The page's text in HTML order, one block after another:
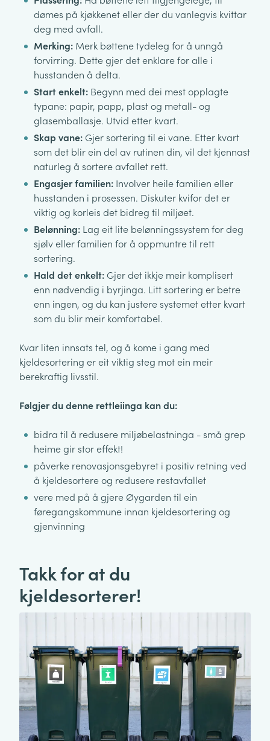
dømes på kjøkkenet eller der du vanlegvis kvittar
deg med avfall.
Merking: Merk bøttene tydeleg for å unngå
forvirring. Dette gjer det enklare for alle i
husstanden å delta.
Start enkelt: Begynn med dei mest opplagte
typane: papir, papp, plast og metall- og
glasemballasje. Utvid etter kvart.
Skap vane: Gjer sortering til ei vane. Etter kvart
som det blir ein del av rutinen din, vil det kjennast
naturleg å sortere avfallet rett.
Engasjer familien: Involver heile familien eller
husstanden i prosessen. Diskuter kvifor det er
viktig og korleis det bidreg til miljøet.
Belønning: Lag eit lite belønningssystem for deg
sjølv eller familien for å oppmuntre til rett
sortering.
Hald det enkelt: Gjer det ikkje meir komplisert
enn nødvendig i byrjinga. Litt sortering er betre
enn ingen, og du kan justere systemet etter kvart
som du blir meir komfortabel.
Kvar liten innsats tel, og å kome i gang med
kjeldesortering er eit viktig steg mot ein meir
berekraftig livsstil.
Følgjer du denne rettleiinga kan du:
bidra til å redusere miljøbelastninga - små grep
heime gir stor effekt!
påverke renovasjonsgebyret i positiv retning ved
å kjeldesortere og redusere restavfallet
vere med på å gjere Øygarden til ein
føregangskommune innan kjeldesortering og
gjenvinning
Takk for at du
kjeldesorterer!